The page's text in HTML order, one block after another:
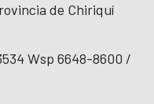
de Chiriquí
Wsp 6648-8600 /